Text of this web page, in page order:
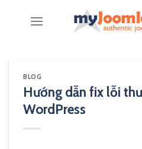
BLOG
Hướng dẫn fix lỗi
WordPress